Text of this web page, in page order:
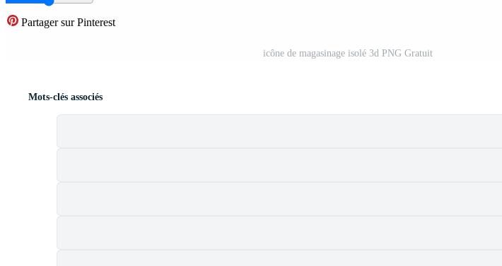
Partager sur Pinterest
icône de magasinage isolé 3d PNG Gratuit
Mots-clés associés